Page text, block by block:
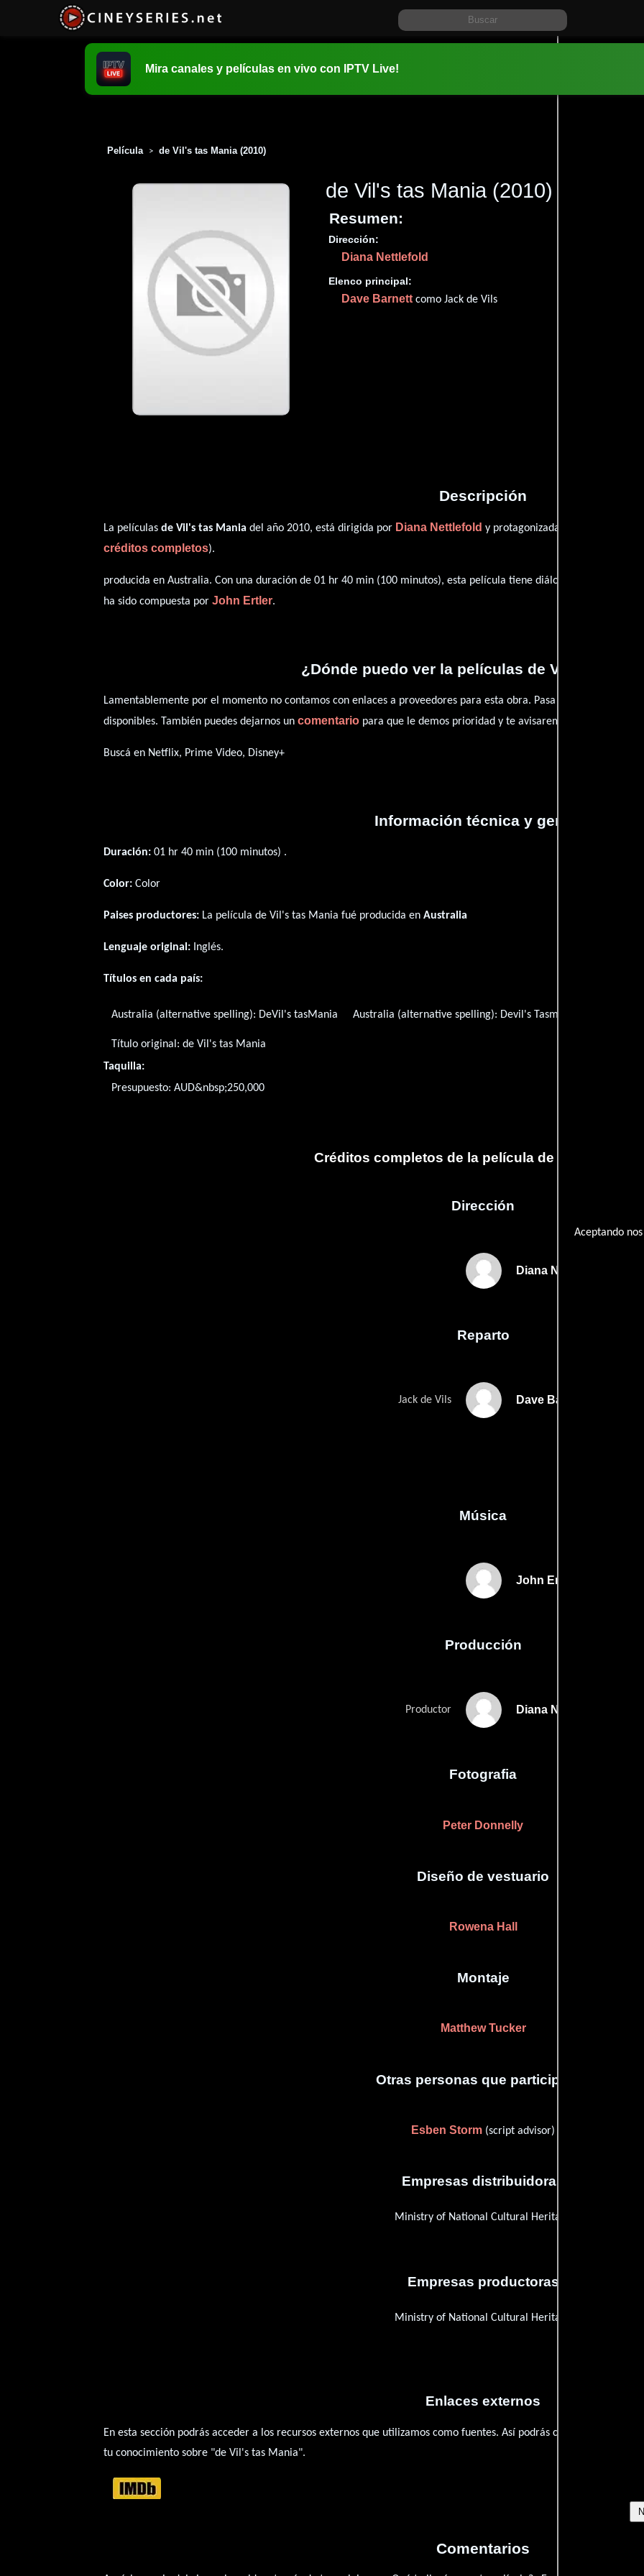
Aceptando
Mira canales y películas en vivo con IPTV Live!
Película > de Vil's tas Mania (2010)
de Vil's tas Mania(2010)
Resumen:
Dirección:
Diana Nettlefold
Elenco principal:
Dave Barnettcomo Jack de Vils
01 hr 40
Descripción
La películasde Vil's tas Mania del año 2010, está dirigida por Diana Nettlefold y protagonizada por
créditos completos).
producida en Australia. Con una duración de 01 hr 40 min (100 minutos), esta película tiene diálogos originales en
ha sido compuesta porJohn Ertler.
¿Dónde puedo ver la películas de Vil's tas
Lamentablemente por el momento no contamos con enlaces a proveedores para esta obra. Pasa por nuestro
disponibles. También puedes dejarnos uncomentario para que le demos prioridad y te avisaremos cuando se
Buscá en Netflix, Prime Video, Disney+
Información técnica y general
Duración: 01 hr 40 min (100 minutos) .
Color: Color
Paises productores: La película de Vil's tas Mania fué producida enAustralia
Lenguaje original: Inglés.
Títulos en cada país:
Australia (alternative spelling): DeVil's tasMania Australia (alternative spelling): Devil's Tasmania
Título original: de Vil's tas Mania
Taquilla:
Presupuesto: AUD&nbsp;250,000
Créditos completos de la película de Vil's tas Mania
Dirección
Diana Nettlefold
Reparto
Jack de Vils Dave Barnett
Música
John Ertler
Producción
Productor Diana Nettlefold
Fotografia
Peter Donnelly
Diseño de vestuario
Rowena Hall
Montaje
Matthew Tucker
Otras personas que participaron
Esben Storm (script advisor)
Empresas distribuidoras
Ministry of National Cultural Heritage
Empresas productoras
Ministry of National Cultural Heritage
Enlaces externos
En esta sección podrás acceder a los recursos externos que utilizamos como fuentes. Así podrás chequear toda
tu conocimiento sobre "de Vil's tas Mania".
Comentarios